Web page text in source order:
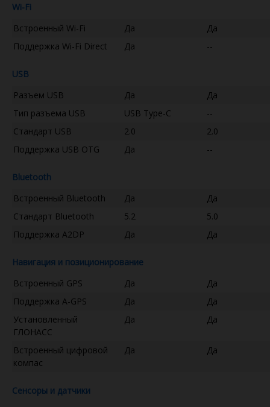
Wi-Fi
Встроенный Wi-Fi
Да
Да
Поддержка Wi-Fi Direct
Да --
USB
Разъем USB
Да
Да
Тип разъема USB
USB Type-C
--
Стандарт USB
2.0
2.0
Поддержка USB OTG
Да --
Bluetooth
Встроенный Bluetooth
Да
Да
Стандарт Bluetooth
5.2
5.0
Поддержка A2DP
Да Да
Навигация и позиционирование
Встроенный GPS
Да
Да
Поддержка A-GPS
Да
Да
Установленный
ГЛОНАСС
Да Да
Встроенный цифровой
компас
Да Да
Сенсоры и датчики